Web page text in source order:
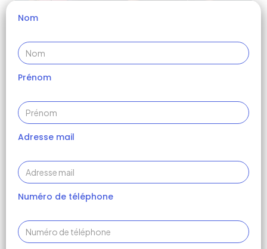
Nom
Prénom
Adresse mail
Numéro de téléphone